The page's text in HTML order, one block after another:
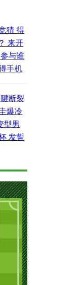
猜 得
来开
与谁
手机
断裂
爆冷
型男
发誓